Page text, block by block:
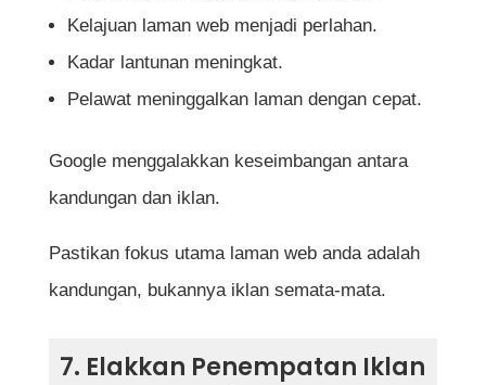
Kelajuan laman web menjadi perlahan.
Kadar lantunan meningkat.
Pelawat meninggalkan laman dengan cepat.
Google menggalakkan keseimbangan antara
kandungan dan iklan.
Pastikan fokus utama laman web anda adalah
kandungan, bukannya iklan semata-mata.
7. Elakkan Penempatan Iklan